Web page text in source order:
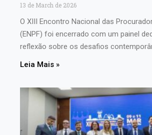
13 de March de 2026
O XIII Encontro Nacional das
(ENPF) foi encerrado com um painel
reflexão sobre os desafios
Leia Mais »